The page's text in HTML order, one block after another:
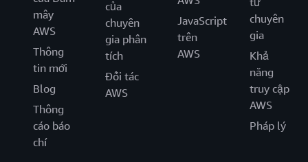
mây
AWS
Thông
tin mới
Blog
Thông
cáo báo
chí
của
chuyên
gia phân
tích
Đối tác
AWS
JavaScript
trên
AWS
chuyên
gia
Khả
năng
truy cập
AWS
Pháp lý